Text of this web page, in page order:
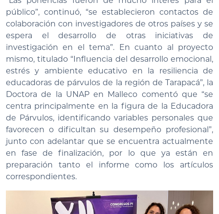
público”, continuó, “se establecieron contactos de
colaboración con investigadores de otros países y se
espera el desarrollo de otras iniciativas de
investigación en el tema”. En cuanto al proyecto
mismo, titulado “Influencia del desarrollo emocional,
estrés y ambiente educativo en la resiliencia de
educadoras de párvulos de la región de Tarapacá”, la
Doctora de la UNAP en Malleco comentó que “se
centra principalmente en la figura de la Educadora
de Párvulos, identificando variables personales que
favorecen o dificultan su desempeño profesional”,
junto con adelantar que se encuentra actualmente
en fase de finalización, por lo que ya están en
preparación tanto el informe como los artículos
correspondientes.